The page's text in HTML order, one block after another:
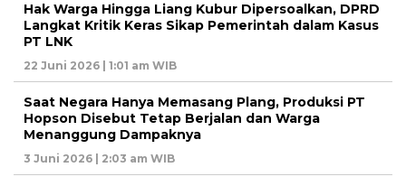
Hak Warga Hingga Liang Kubur Dipersoalkan, DPRD
Langkat Kritik Keras Sikap Pemerintah dalam Kasus
PT LNK
22 Juni 2026 | 1:01 am WIB
Saat Negara Hanya Memasang Plang, Produksi PT
Hopson Disebut Tetap Berjalan dan Warga
Menanggung Dampaknya
3 Juni 2026 | 2:03 am WIB